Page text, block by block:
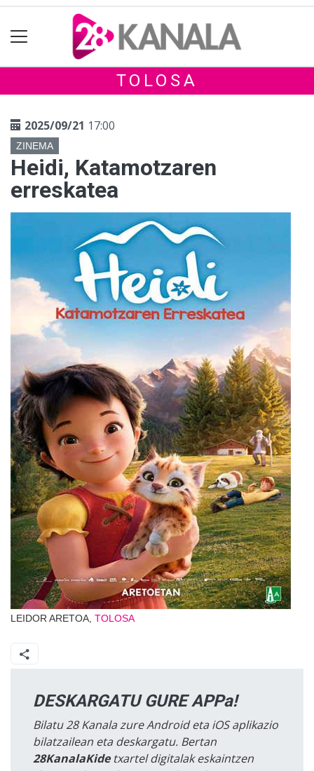
TOLOSA
2025/09/21 17:00
ZINEMA
Heidi, Katamotzaren
erreskatea
LEIDOR ARETOA, TOLOSA
DESKARGATU GURE APPa!
Bilatu 28 Kanala zure Android eta iOS aplikazio
bilatzailean eta deskargatu. Bertan
28KanalaKidetxartel digitalak eskaintzen